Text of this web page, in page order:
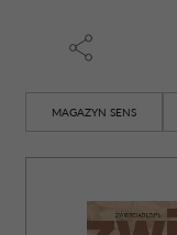
MAGAZYN SENS